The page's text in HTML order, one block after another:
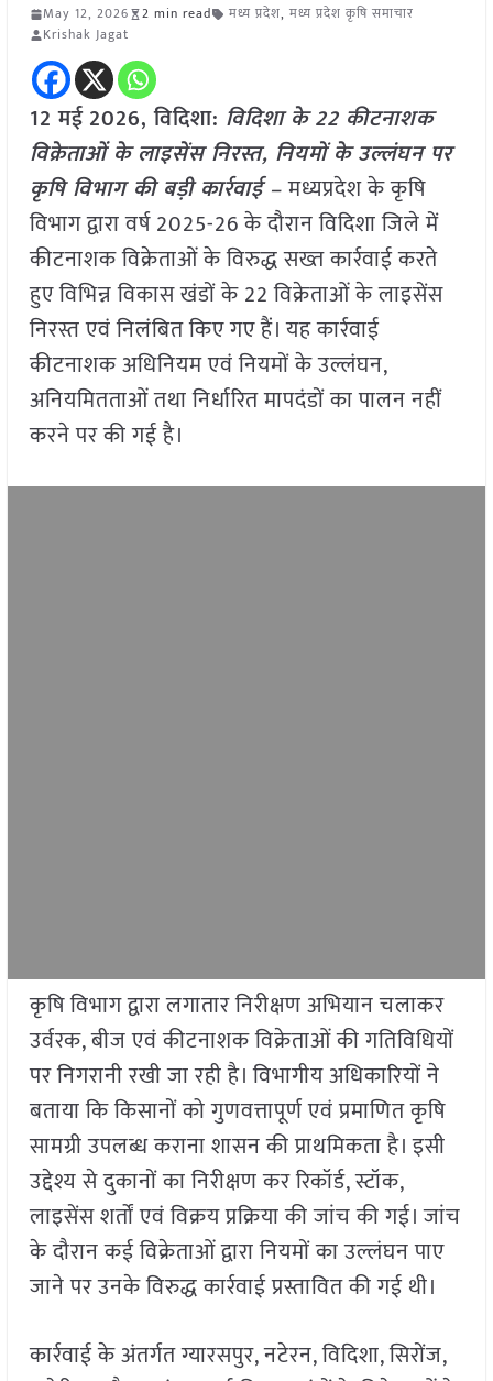
May 12, 2026 2 min read मध्य प्रदेश, मध्य प्रदेश कृषि समाचार
Krishak Jagat
12 मई2026,विदिशा: विदिशा के 22 कीटनाशक
विक्रेताओं के लाइसेंस निरस्त, नियमों के उल्लंघन पर
कृषि विभाग की बड़ी कार्रवाई –मध्यप्रदेश के कृषि
विभाग द्वारा वर्ष 2025-26 के दौरान विदिशा जिले में
कीटनाशक विक्रेताओं के विरुद्ध सख्त कार्रवाई करते
हुए विभिन्न विकास खंडों के 22 विक्रेताओं के लाइसेंस
निरस्त एवं निलंबित किए गए हैं। यह कार्रवाई
कीटनाशक अधिनियम एवं नियमों के उल्लंघन,
अनियमितताओं तथा निर्धारित मापदंडों का पालन नहीं
करने पर की गई है।
कृषि विभाग द्वारा लगातार निरीक्षण अभियान चलाकर
उर्वरक, बीज एवं कीटनाशक विक्रेताओं की गतिविधियों
पर निगरानी रखी जा रही है। विभागीय अधिकारियों ने
बताया कि किसानों को गुणवत्तापूर्ण एवं प्रमाणित कृषि
सामग्री उपलब्ध कराना शासन की प्राथमिकता है। इसी
उद्देश्य से दुकानों का निरीक्षण कर रिकॉर्ड, स्टॉक,
लाइसेंस शर्तों एवं विक्रय प्रक्रिया की जांच की गई। जांच
के दौरान कई विक्रेताओं द्वारा नियमों का उल्लंघन पाए
जाने पर उनके विरुद्ध कार्रवाई प्रस्तावित की गई थी।
कार्रवाई के अंतर्गत ग्यारसपुर, नटेरन, विदिशा, सिरोंज,